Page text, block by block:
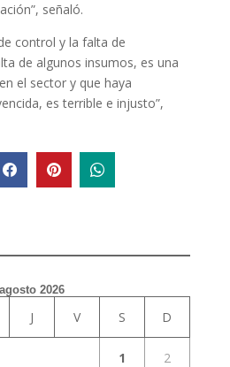
señaló.
control y la falta de
de algunos insumos, es una
el sector y que haya
es terrible e injusto”,
agosto 2026
J V S D
1 2